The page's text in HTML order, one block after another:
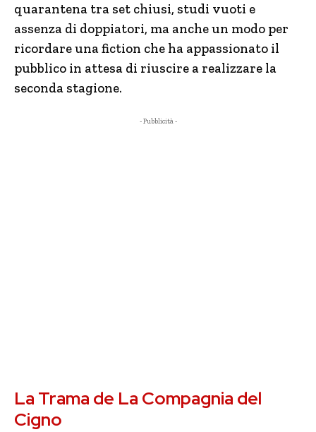
quarantena tra set chiusi, studi vuoti e
assenza di doppiatori, ma anche un modo per
ricordare una fiction che ha appassionato il
pubblico in attesa di riuscire a realizzare la
seconda stagione.
- Pubblicità -
La Trama de La Compagnia del
Cigno